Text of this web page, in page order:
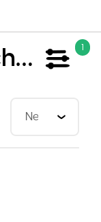
Artikel durchsuchen 1